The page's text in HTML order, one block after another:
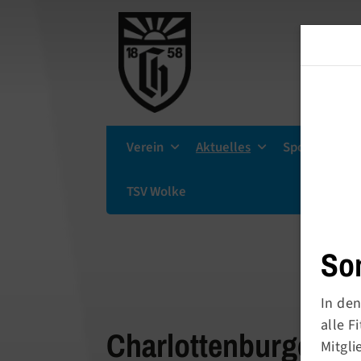
Verein Aktuelles Sportsuche
TSV Wolke
Charlottenburger
In
alle